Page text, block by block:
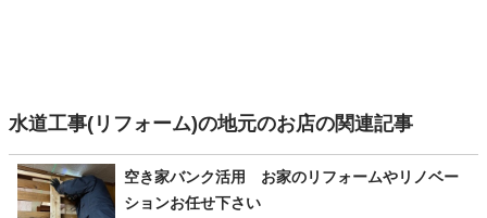
水道工事(リフォーム)の地元のお店の関連記事
空き家バンク活用 お家のリフォームやリノベー
ションお任せ下さい